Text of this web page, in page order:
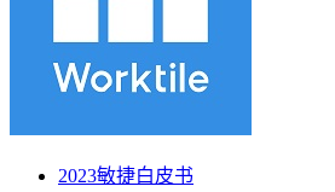
2023敏捷白皮书